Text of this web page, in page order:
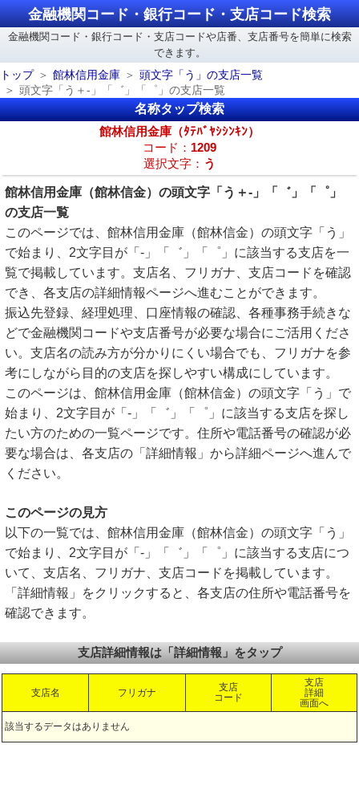
金融機関コード・銀行コード・支店コード検索
金融機関コード・銀行コード・支店コードや店番、支店番号を簡単に検索
できます。
トップ
館林信用金庫
頭文字「う」の支店一覧
頭文字「う＋-」「゛」「゜」の支店一覧
名称タップ検索
館林信用金庫（ﾀﾃﾊﾞﾔｼｼﾝｷﾝ）
コード： 1209
選択文字： う
館林信用金庫（館林信金）の頭文字「う＋-」「゛」「゜」
の支店一覧
このページでは、館林信用金庫（館林信金）の頭文字「う」
で始まり、2文字目が「-」「゛」「゜」に該当する支店を一
覧で掲載しています。支店名、フリガナ、支店コードを確認
でき、各支店の詳細情報ページへ進むことができます。
振込先登録、経理処理、口座情報の確認、各種事務手続きな
どで金融機関コードや支店番号が必要な場合にご活用くださ
い。支店名の読み方が分かりにくい場合でも、フリガナを参
考にしながら目的の支店を探しやすい構成にしています。
このページは、館林信用金庫（館林信金）の頭文字「う」で
始まり、2文字目が「-」「゛」「゜」に該当する支店を探し
たい方のための一覧ページです。住所や電話番号の確認が必
要な場合は、各支店の「詳細情報」から詳細ページへ進んで
ください。
このページの見方
以下の一覧では、館林信用金庫（館林信金）の頭文字「う」
で始まり、2文字目が「-」「゛」「゜」に該当する支店につ
いて、支店名、フリガナ、支店コードを掲載しています。
「詳細情報」をクリックすると、各支店の住所や電話番号を
確認できます。
支店詳細情報は「詳細情報」をタップ
支店名 フリガナ
支店
コード
支店
詳細
画面へ
該当するデータはありません